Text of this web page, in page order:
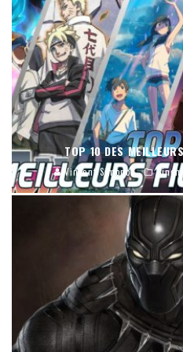
TOP 10 DES
Vincent Simonon